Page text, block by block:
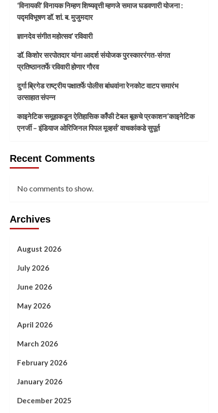
‘विनायकी’ विनायक निम्हण शिष्यवृत्ती म्हणजे समाज घडवणारी योजना :
पद्मविभूषण डॉ. शां. ब. मुजुमदार
ज्ञानदेव संगीत महोत्सव’ रविवारी
डॉ. किशोर सरपोतदार यांना आदर्श संयोजक पुरस्काररंगत-संगत
प्रतिष्ठानतर्फे रविवारी होणार गौरव
दुर्गा ब्रिगेड राष्ट्रीय पक्षातर्फे पोलीस बांधवांना रेनकोट वाटप समारंभ
उत्साहात संपन्न
काइनेटिक समूहाकडून ऐतिहासिक काँफी टेबल बूकचे प्रकाशन‘काइनेटिक
एनर्जी – इंडियाज ओरिजिनल पिपल मूव्हर्स’ वाचकांकडे सुपूर्त
Recent Comments
No comments to show.
Archives
August 2026
July 2026
June 2026
May 2026
April 2026
March 2026
February 2026
January 2026
December 2025